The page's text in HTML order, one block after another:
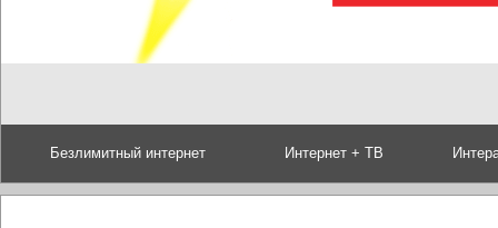
Безлимитный интернет Интернет + ТВ